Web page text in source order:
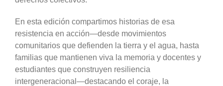
En esta edición compartimos historias de esa
resistencia en acción—desde movimientos
comunitarios que defienden la tierra y el agua, hasta
familias que mantienen viva la memoria y docentes y
estudiantes que construyen resiliencia
intergeneracional—destacando el coraje, la